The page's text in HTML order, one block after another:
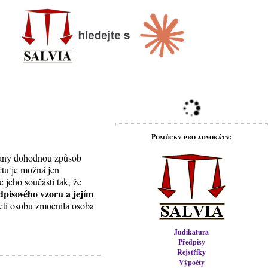
Pomůcky pro advokáty:
Judikatura
Předpisy
Rejstříky
Výpočty
dohodnou způsob
je možná jen
jeho součástí tak, že
vzoru a jejím
osobu zmocnila osoba